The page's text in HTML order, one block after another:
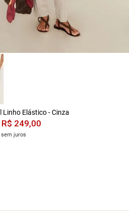
Linho Elástico - Cinza
R$ 249,00
sem juros